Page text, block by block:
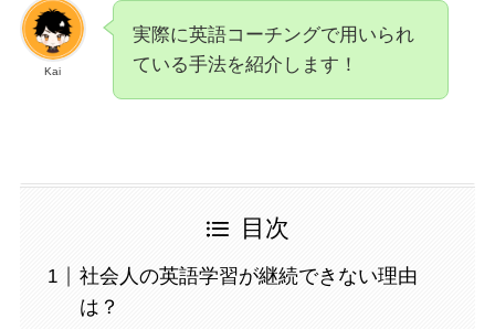
Kai
実際に英語コーチングで用いられ
ている手法を紹介します！
目次
社会人の英語学習が継続できない理由
は？